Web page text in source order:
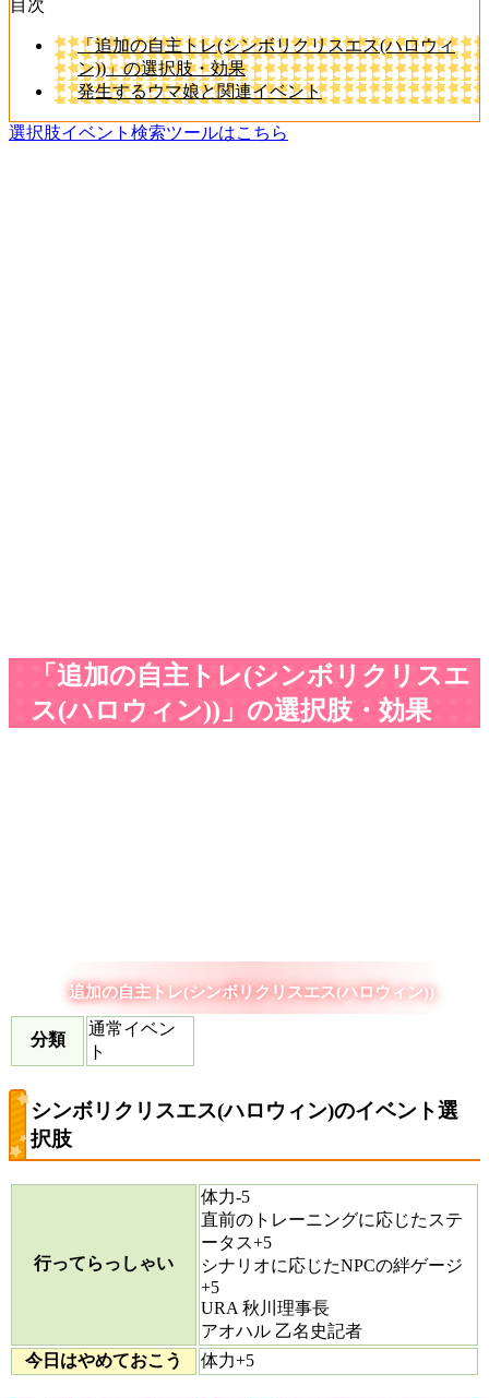
目次
「追加の自主トレ(シンボリクリスエス(ハロウィ
ン))」の選択肢・効果
発生するウマ娘と関連イベント
選択肢イベント検索ツールはこちら
「追加の自主トレ(シンボリクリスエ
ス(ハロウィン))」の選択肢・効果
追加の自主トレ(シンボリクリスエス(ハロウィン))
分類
通常イベン
ト
シンボリクリスエス(ハロウィン)のイベント選
択肢
行ってらっしゃい
体力-5
直前のトレーニングに応じたステ
ータス+5
シナリオに応じたNPCの絆ゲージ
+5
URA 秋川理事長
アオハル 乙名史記者
今日はやめておこう
体力+5